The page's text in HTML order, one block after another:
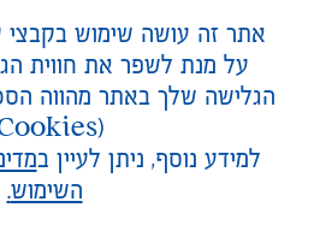
אתר זה עושה שימוש בקבצי
על מנת לשפר את חווית
הגלישה שלך באתר מהווה
(
למידע נוסף, ניתן לעיין ב
השימוש.